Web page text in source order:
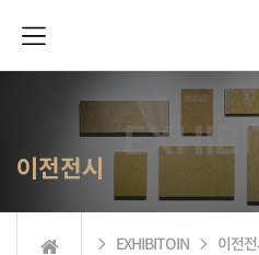
이전전시
 EXHIBITOIN  이전전